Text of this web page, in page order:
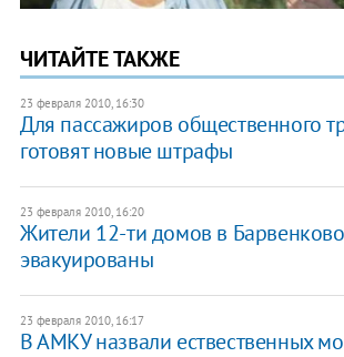
ЧИТАЙТЕ ТАКЖЕ
23 февраля 2010, 16:30
Для пассажиров общественного
готовят новые штрафы
23 февраля 2010, 16:20
Жители 12-ти домов в Барвенково
эвакуированы
23 февраля 2010, 16:17
В АМКУ назвали ествественных